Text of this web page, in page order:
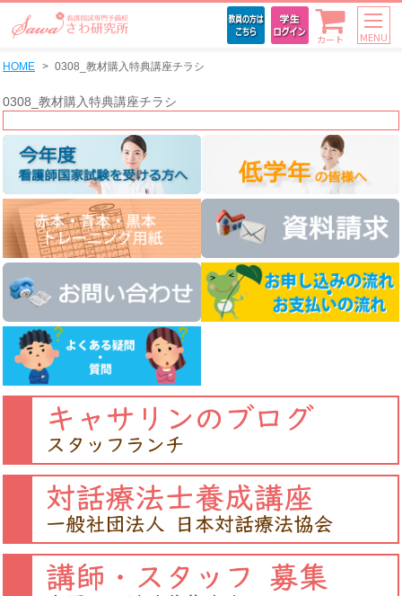
カート MENU
HOME 0308_教材購入特典講座チラシ
0308_教材購入特典講座チラシ